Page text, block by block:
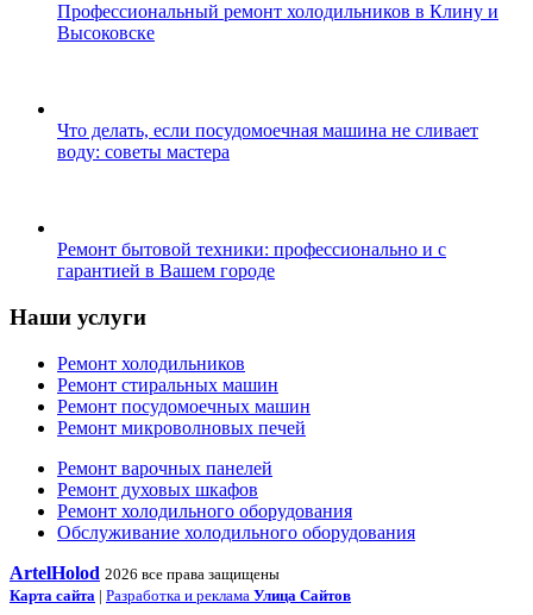
Профессиональный ремонт холодильников в Клину и
Высоковске
Что делать, если посудомоечная машина не сливает
воду: советы мастера
Ремонт бытовой техники: профессионально и с
гарантией в Вашем городе
Наши услуги
Ремонт холодильников
Ремонт стиральных машин
Ремонт посудомоечных машин
Ремонт микроволновых печей
Ремонт варочных панелей
Ремонт духовых шкафов
Ремонт холодильного оборудования
Обслуживание холодильного оборудования
ArtelHolod 2026 все права защищены
Карта сайта | Разработка и реклама Улица Сайтов